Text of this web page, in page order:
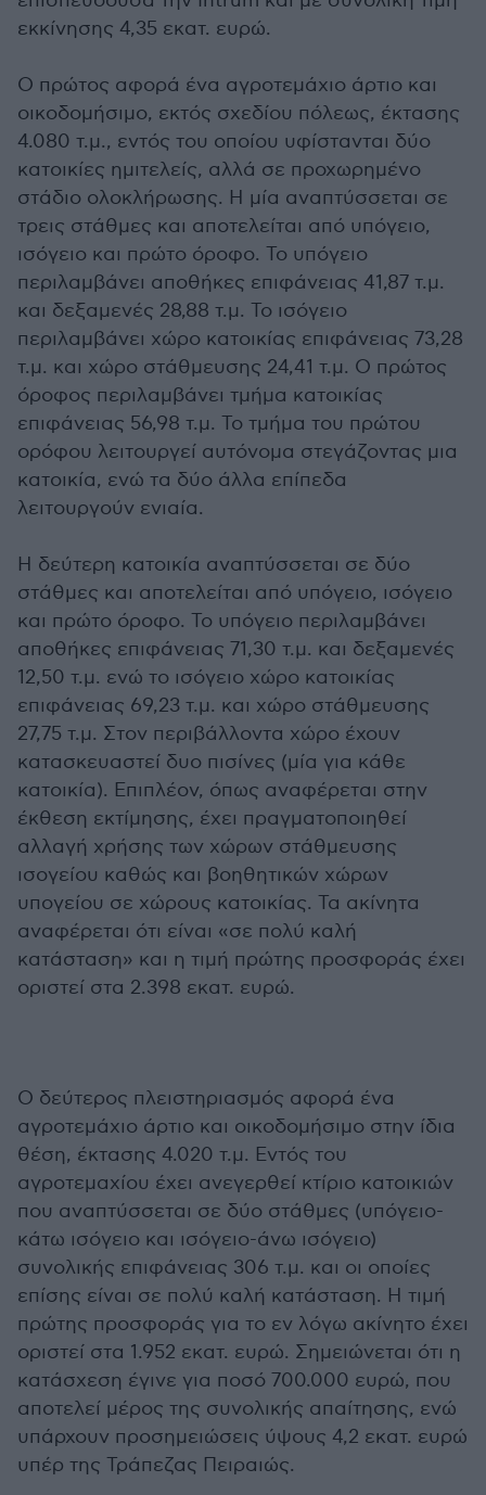
εκκίνησης 4,35 εκατ. ευρώ.
Ο πρώτος αφορά ένα αγροτεμάχιο άρτιο και
οικοδομήσιμο, εκτός σχεδίου πόλεως, έκτασης
4.080 τ.μ., εντός του οποίου υφίστανται δύο
κατοικίες ημιτελείς, αλλά σε προχωρημένο
στάδιο ολοκλήρωσης. Η μία αναπτύσσεται σε
τρεις στάθμες και αποτελείται από υπόγειο,
ισόγειο και πρώτο όροφο. Το υπόγειο
περιλαμβάνει αποθήκες επιφάνειας 41,87 τ.μ.
και δεξαμενές 28,88 τ.μ. Το ισόγειο
περιλαμβάνει χώρο κατοικίας επιφάνειας 73,28
τ.μ. και χώρο στάθμευσης 24,41 τ.μ. Ο πρώτος
όροφος περιλαμβάνει τμήμα κατοικίας
επιφάνειας 56,98 τ.μ. Το τμήμα του πρώτου
ορόφου λειτουργεί αυτόνομα στεγάζοντας μια
κατοικία, ενώ τα δύο άλλα επίπεδα
λειτουργούν ενιαία.
Η δεύτερη κατοικία αναπτύσσεται σε δύο
στάθμες και αποτελείται από υπόγειο, ισόγειο
και πρώτο όροφο. Το υπόγειο περιλαμβάνει
αποθήκες επιφάνειας 71,30 τ.μ. και δεξαμενές
12,50 τ.μ. ενώ το ισόγειο χώρο κατοικίας
επιφάνειας 69,23 τ.μ. και χώρο στάθμευσης
27,75 τ.μ. Στον περιβάλλοντα χώρο έχουν
κατασκευαστεί δυο πισίνες (μία για κάθε
κατοικία). Επιπλέον, όπως αναφέρεται στην
έκθεση εκτίμησης, έχει πραγματοποιηθεί
αλλαγή χρήσης των χώρων στάθμευσης
ισογείου καθώς και βοηθητικών χώρων
υπογείου σε χώρους κατοικίας. Τα ακίνητα
αναφέρεται ότι είναι «σε πολύ καλή
κατάσταση» και η τιμή πρώτης προσφοράς έχει
οριστεί στα 2.398 εκατ. ευρώ.
Ο δεύτερος πλειστηριασμός αφορά ένα
αγροτεμάχιο άρτιο και οικοδομήσιμο στην ίδια
θέση, έκτασης 4.020 τ.μ. Εντός του
αγροτεμαχίου έχει ανεγερθεί κτίριο κατοικιών
που αναπτύσσεται σε δύο στάθμες (υπόγειο-
κάτω ισόγειο και ισόγειο-άνω ισόγειο)
συνολικής επιφάνειας 306 τ.μ. και οι οποίες
επίσης είναι σε πολύ καλή κατάσταση. Η τιμή
πρώτης προσφοράς για το εν λόγω ακίνητο έχει
οριστεί στα 1.952 εκατ. ευρώ. Σημειώνεται ότι η
κατάσχεση έγινε για ποσό 700.000 ευρώ, που
αποτελεί μέρος της συνολικής απαίτησης, ενώ
υπάρχουν προσημειώσεις ύψους 4,2 εκατ. ευρώ
υπέρ της Τράπεζας Πειραιώς.